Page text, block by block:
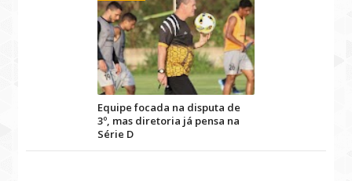
Equipe focada na disputa de
3º, mas diretoria já pensa na
Série D